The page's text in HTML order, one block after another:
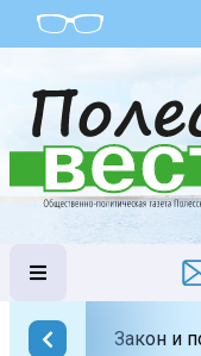
Закон и